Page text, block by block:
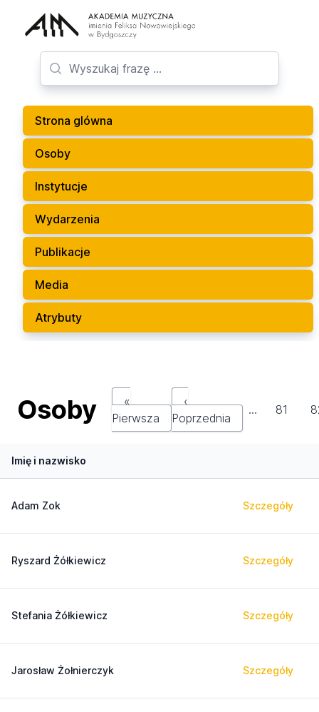
Strona glówna
Osoby
Instytucje
Wydarzenia
Publikacje
Media
Atrybuty
Osoby
«
Pierwsza
‹
Poprzednia
… 81
Imię i nazwisko
Adam Zok Szczegóły
Ryszard Żółkiewicz Szczegóły
Stefania Żółkiewicz Szczegóły
Jarosław Żołnierczyk Szczegóły